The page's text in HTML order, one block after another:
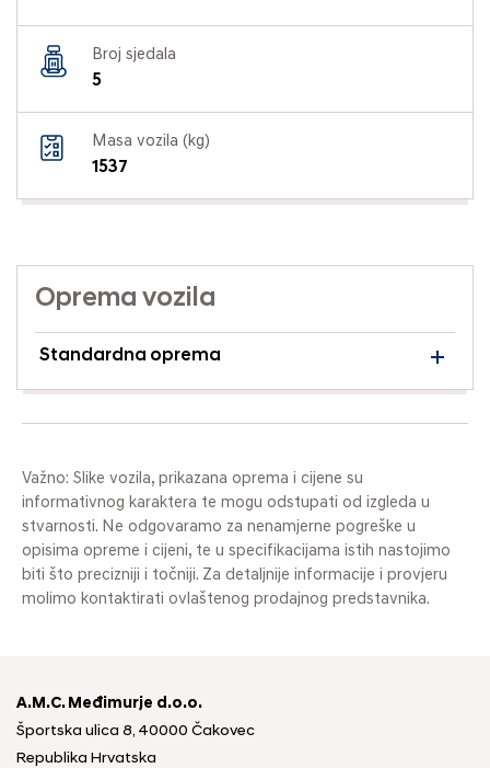
Broj sjedala
5
Masa vozila (kg)
1537
Oprema vozila
Standardna oprema
Važno: Slike vozila, prikazana oprema i cijene su
informativnog karaktera te mogu odstupati od izgleda u
stvarnosti. Ne odgovaramo za nenamjerne pogreške u
opisima opreme i cijeni, te u specifikacijama istih nastojimo
biti što precizniji i točniji. Za detaljnije informacije i provjeru
molimo kontaktirati ovlaštenog prodajnog predstavnika.
A.M.C. Međimurje d.o.o.
Športska ulica 8, 40000 Čakovec
Republika Hrvatska